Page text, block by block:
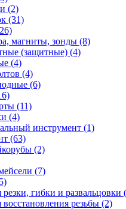
(2)
(31)
магниты, зонды (8)
(защитные) (4)
(4)
(4)
(6)
(11)
(4)
инструмент (1)
(63)
(2)
(7)
гибки и развальцовки
резьбы (2)